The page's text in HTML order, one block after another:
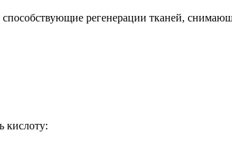
регенерации тканей,
кислоту: